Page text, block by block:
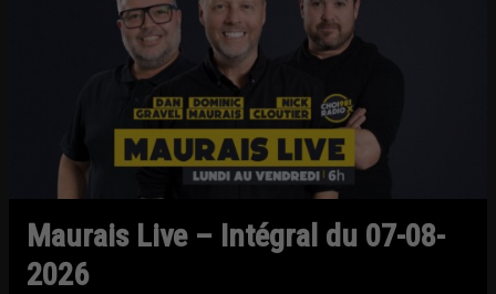
Maurais Live – Intégral du 07-08-
2026